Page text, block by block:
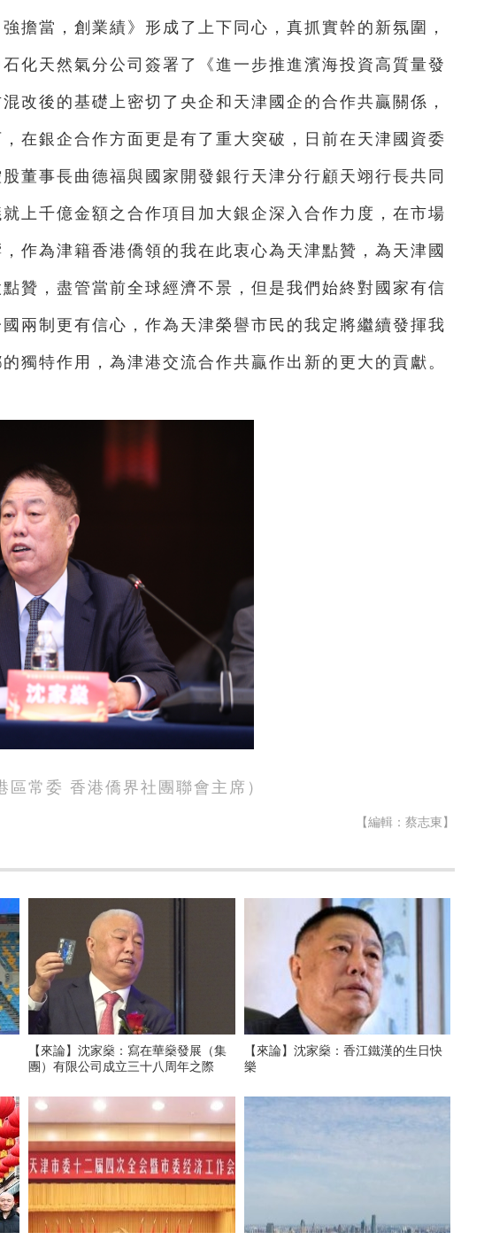
擔當，創業績》形成了上下同心，真抓實幹的新氛圍，
化天然氣分公司簽署了《進一步推進濱海投資高質量發
改後的基礎上密切了央企和天津國企的合作共贏關係，
在銀企合作方面更是有了重大突破，日前在天津國資委
董事長曲德福與國家開發銀行天津分行顧天翊行長共同
上千億金額之合作項目加大銀企深入合作力度，在市場
作為津籍香港僑領的我在此衷心為天津點贊，為天津國
贊，盡管當前全球經濟不景，但是我們始終對國家有信
兩制更有信心，作為天津榮譽市民的我定將繼續發揮我
獨特作用，為津港交流合作共贏作出新的更大的貢獻。
常委 香港僑界社團聯會主席）
【編輯：蔡志東】
【來論】沈家燊：寫在華燊發展（集
團）有限公司成立三十八周年之際
【來論】沈家燊：香江鐵漢的生日快
樂